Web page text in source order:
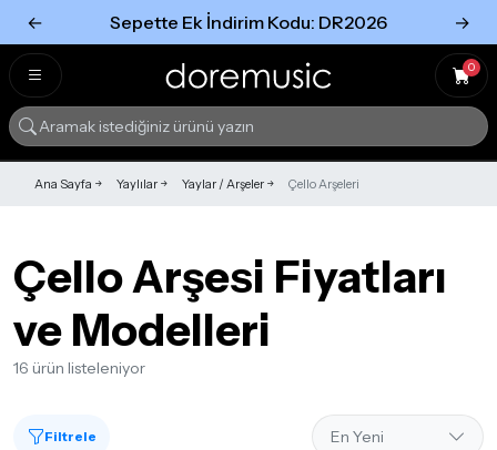
← Sepette Ek İndirim Kodu: DR2026 →
0
Ana Sayfa Yaylılar Yaylar / Arşeler Çello Arşeleri
Çello Arşesi Fiyatları
ve Modelleri
16 ürün listeleniyor
Filtrele
Tümünü Gör
Tümünü gör